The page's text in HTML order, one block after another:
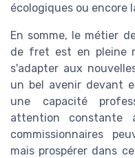
écologiques ou encore
En somme, le métier
de fret est en pleine
s'adapter aux
un bel avenir devant
une capacité
attention constante
commissionnaires
mais prospérer dans